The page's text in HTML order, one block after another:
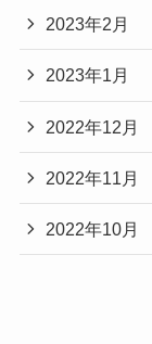
2023年2月
2023年1月
2022年12月
2022年11月
2022年10月